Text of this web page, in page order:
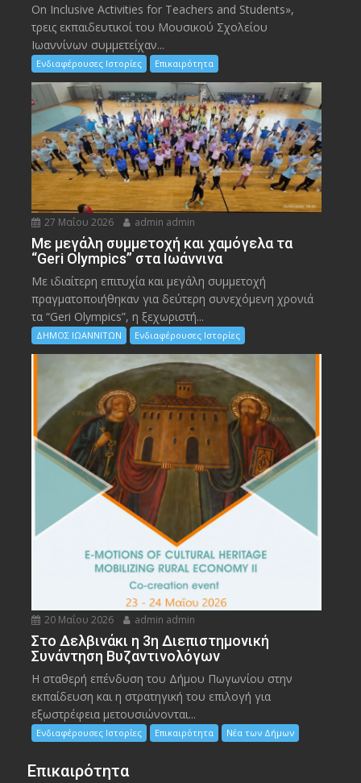
On Inclusive Activities for Teachers and Students»,
τρεις εκπαιδευτικοί του Μουσικού Σχολείου
Ιωαννίνων συμμετείχαν...
Ενδιαφέρουσες Ιστορίες Επικαιρότητα
27 Μαΐου 2026 admin admin
Με μεγάλη συμμετοχή και χαμόγελα τα
“Geri Olympics” στα Ιωάννινα
Με ιδιαίτερη επιτυχία και μεγάλη συμμετοχή
πραγματοποιήθηκαν για δεύτερη συνεχόμενη χρονιά
τα “Geri Olympics”, η ξεχωριστή...
ΔΗΜΟΣ ΙΩΑΝΝΙΤΩΝ Ενδιαφέρουσες Ιστορίες
20 Μαΐου 2026 admin admin
Στο Δελβινάκι η 3η Διεπιστημονική
Συνάντηση Βυζαντινολόγων
Η σταθερή επένδυση του Δήμου Πωγωνίου στην
εκπαίδευση και η στρατηγική του επιλογή για
εξωστρέφεια μετουσιώνονται...
Ενδιαφέρουσες Ιστορίες Επικαιρότητα Νέα των Δήμων
Επικαιρότητα